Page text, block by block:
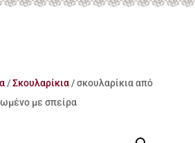
/Σκουλαρίκια/ σκουλαρίκια από
με σπείρα